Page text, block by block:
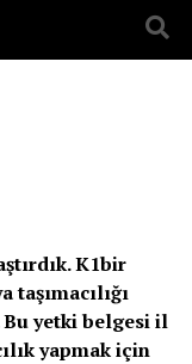
K1bir
Bu yetki belgesi il
yapmak için